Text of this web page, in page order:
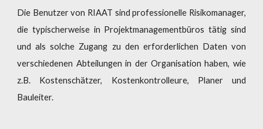
Die Benutzer von RIAAT sind professionelle Risikomanager,
die typischerweise in Projektmanagementbüros tätig sind
und als solche Zugang zu den erforderlichen Daten von
verschiedenen Abteilungen in der Organisation haben, wie
z.B. Kostenschätzer, Kostenkontrolleure, Planer und
Bauleiter.